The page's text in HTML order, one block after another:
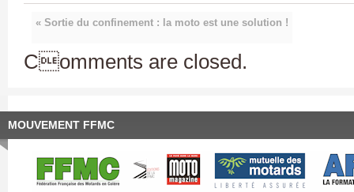
« Sortie du confinement : la moto est une solution !
Comments are closed.
MOUVEMENT FFMC